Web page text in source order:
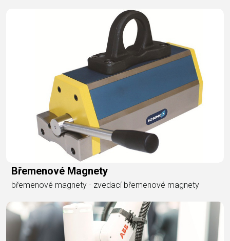
Břemenové Magnety
břemenové magnety - zvedací břemenové magnety